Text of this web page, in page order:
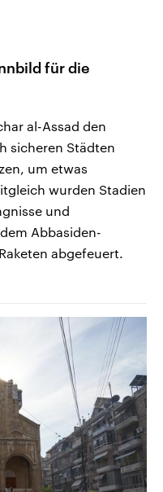
für die
al-Assad den
sicheren Städten
um etwas
wurden Stadien
und
Abbasiden-
abgefeuert.